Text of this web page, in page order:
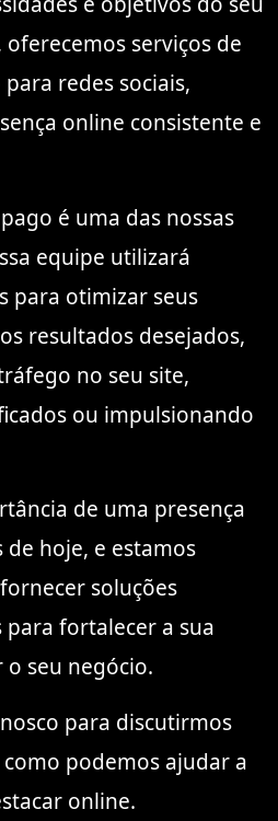
serviços de
redes sociais,
online consistente e
é uma das nossas
equipe utilizará
para otimizar seus
resultados desejados,
no seu site,
ou impulsionando
de uma presença
hoje, e estamos
soluções
para fortalecer a sua
seu negócio.
para discutirmos
podemos ajudar a
online.